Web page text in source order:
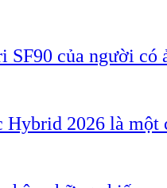
SF90 của người có
Hybrid 2026 là một